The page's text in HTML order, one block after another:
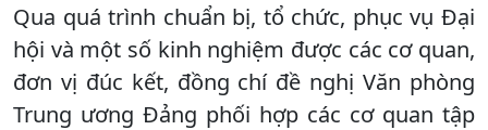
Qua quá trình chuẩn bị, tổ chức, phục vụ Đại
hội và một số kinh nghiệm được các cơ quan,
đơn vị đúc kết, đồng chí đề nghị Văn phòng
Trung ương Đảng phối hợp các cơ quan tập